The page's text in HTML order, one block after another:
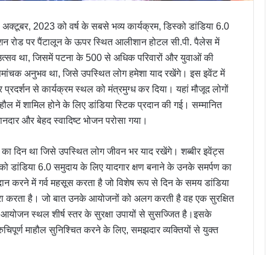
2023 को वर्ष के सबसे भव्य कार्यक्रम, डिस्को डांडिया 6.0
रोड पर पैंटालून के ऊपर स्थित आलीशान होटल सी.पी. पैलेस में
था, जिसमें पटना के 500 से अधिक परिवारों और युवाओं की
अनुभव था, जिसे उपस्थित लोग हमेशा याद रखेंगे। इस इवेंट में
से कार्यक्रम स्थल को मंत्रमुग्ध कर दिया। यहां मौजूद लोगों
में शामिल होने के लिए डांडिया स्टिक प्रदान की गई। सम्मानित
और बेहद स्वादिष्ट भोजन परोसा गया।
का दिन था जिसे उपस्थित लोग जीवन भर याद रखेंगे। शब्बीर इवेंट्स
डांडिया 6.0 समुदाय के लिए यादगार क्षण बनाने के उनके समर्पण का
करने में गर्व महसूस करता है जो विशेष रूप से दिन के समय डांडिया
करता है। जो बात उनके आयोजनों को अलग करती है वह एक सुरक्षित
स्थल शीर्ष स्तर के सुरक्षा उपायों से सुसज्जित है।इसके
माहौल सुनिश्चित करने के लिए, समझदार व्यक्तियों से युक्त